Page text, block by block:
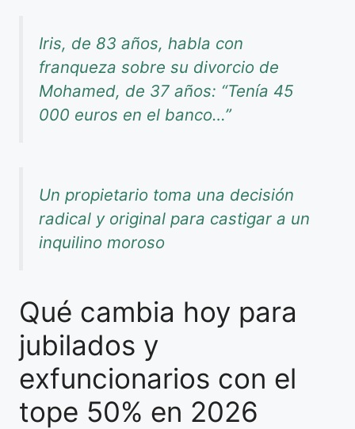
Iris, de 83 años, habla con
franqueza sobre su divorcio de
Mohamed, de 37 años: “Tenía 45
000 euros en el banco…”
Un propietario toma una decisión
radical y original para castigar a un
inquilino moroso
Qué cambia hoy para
jubilados y
exfuncionarios con el
tope 50% en 2026